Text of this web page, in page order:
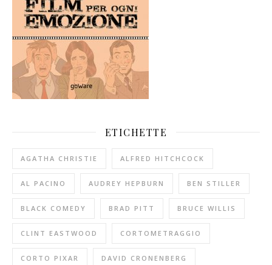
ETICHETTE
AGATHA CHRISTIE ALFRED HITCHCOCK
AL PACINO AUDREY HEPBURN BEN STILLER
BLACK COMEDY BRAD PITT BRUCE WILLIS
CLINT EASTWOOD CORTOMETRAGGIO
CORTO PIXAR DAVID CRONENBERG